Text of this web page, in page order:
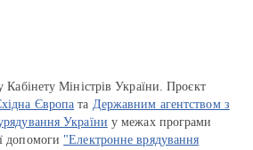
Кабінету Міністрів України. Проєкт
Європа та Державним агентством з
України у межах програми
допомоги "Електронне врядування